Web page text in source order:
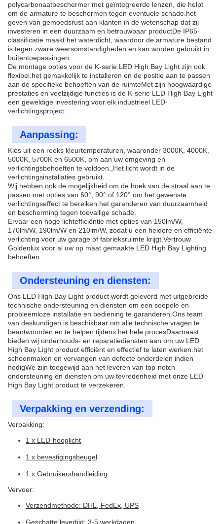
polycarbonaatbeschermer met geïntegreerde lenzen, die helpt
om de armature te beschermen tegen eventuele schade.het
geven van gemoedsrust aan klanten in de wetenschap dat zij
investeren in een duurzaam en betrouwbaar productDe IP65-
classificatie maakt het waterdicht, waardoor de armature bestand
is tegen zware weersomstandigheden en kan worden gebruikt in
buitentoepassingen.
De montage opties voor de K-serie LED High Bay Light zijn ook
flexibel.het gemakkelijk te installeren en de positie aan te passen
aan de specifieke behoeften van de ruimteMet zijn hoogwaardige
prestaties en veelzijdige functies is de K-serie LED High Bay Light
een geweldige investering voor elk industrieel LED-
verlichtingsproject.
Aanpassing:
Kies uit een reeks kleurtemperaturen, waaronder 3000K, 4000K,
5000K, 5700K en 6500K, om aan uw omgeving en
verlichtingsbehoeften te voldoen.,Het licht wordt in de
verlichtingsinstallaties gebruikt.
Wij hebben ook de mogelijkheid om de hoek van de straal aan te
passen met opties van 60°, 90° of 120° om het gewenste
verlichtingseffect te bereiken.het garanderen van duurzaamheid
en bescherming tegen toevallige schade.
Ervaar een hoge lichtefficiëntie met opties van 150lm/W,
170lm/W, 190lm/W en 210lm/W, zodat u een heldere en efficiënte
verlichting voor uw garage of fabrieksruimte krijgt.Vertrouw
Goldenlux voor al uw op maat gemaakte LED High Bay Lighting
behoeften.
Ondersteuning en diensten:
Ons LED High Bay Light product wordt geleverd met uitgebreide
technische ondersteuning en diensten om een soepele en
probleemloze installatie en bediening te garanderen.Ons team
van deskundigen is beschikbaar om alle technische vragen te
beantwoorden en te helpen tijdens het hele procesDaarnaast
bieden wij onderhouds- en reparatiediensten aan om uw LED
High Bay Light product efficiënt en effectief te laten werken.het
schoonmaken en vervangen van defecte onderdelen indien
nodigWe zijn toegewijd aan het leveren van top-notch
ondersteuning en diensten om uw tevredenheid met onze LED
High Bay Light product te verzekeren.
Verpakking en verzending:
Verpakking:
1 x LED-hooglicht
1 x bevestigingsbeugel
1 x Gebruikershandleiding
Vervoer:
Verzendmethode: DHL, FedEx, UPS
Geschatte levertijd: 3-5 werkdagen